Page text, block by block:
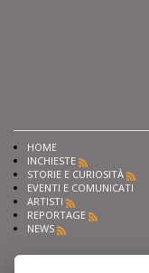
HOME
INCHIESTE
STORIE E CURIOSITÀ
EVENTI E COMUNICATI
ARTISTI
REPORTAGE
NEWS